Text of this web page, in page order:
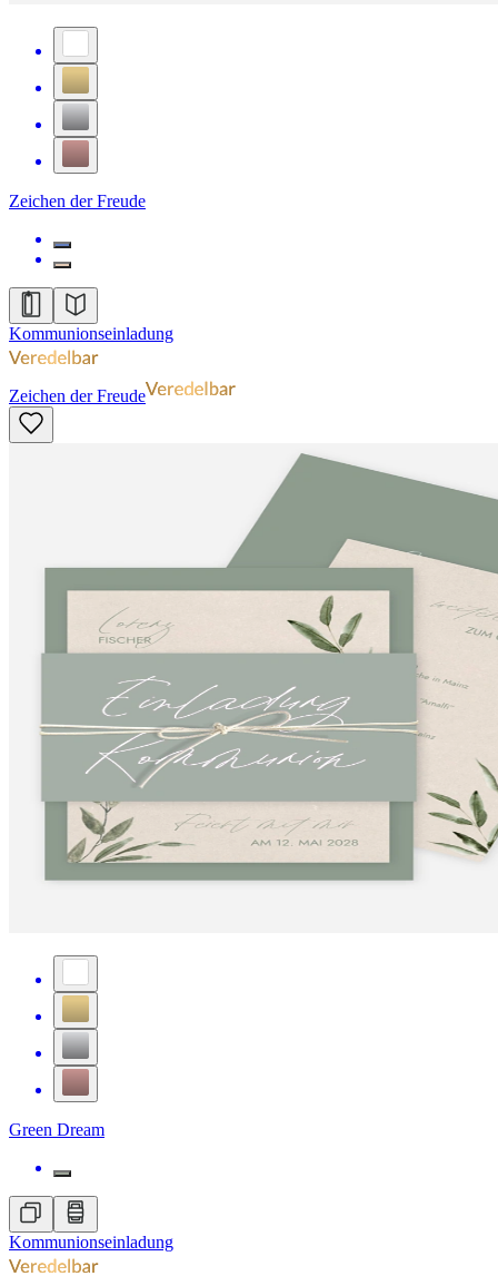
Zeichen der Freude
Kommunionseinladung
Zeichen der Freude
Green Dream
Kommunionseinladung